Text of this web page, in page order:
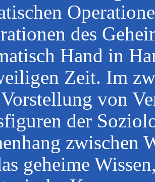
des
Hand in
Zeit. Im
von
der
zwischen
geheime